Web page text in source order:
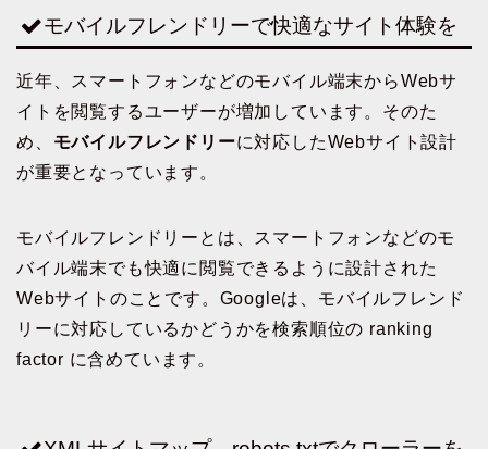
モバイルフレンドリーで快適なサイト体験を
近年、スマートフォンなどのモバイル端末からWebサ
イトを閲覧するユーザーが増加しています。そのた
め、 モバイルフレンドリーに対応したWebサイト設計
が重要となっています。
モバイルフレンドリーとは、スマートフォンなどのモ
バイル端末でも快適に閲覧できるように設計された
Webサイトのことです。Googleは、モバイルフレンド
リーに対応しているかどうかを検索順位の ranking
factor に含めています。